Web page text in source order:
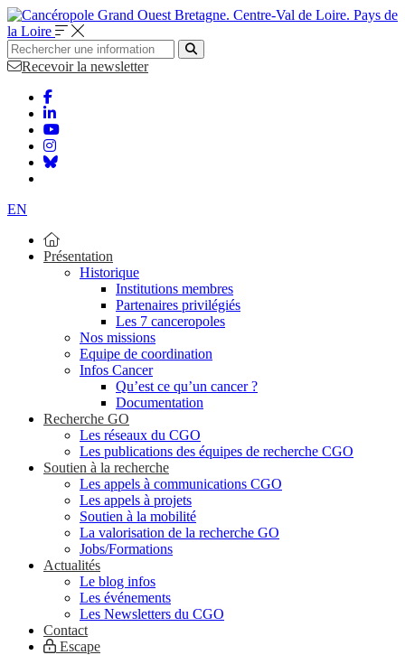
Bretagne. Centre-Val de Loire. Pays de
la Loire
Recevoir la newsletter
EN
Présentation
Historique
Institutions membres
Partenaires privilégiés
Les 7 canceropoles
Nos missions
Equipe de coordination
Infos Cancer
Qu’est ce qu’un cancer ?
Documentation
Recherche GO
Les réseaux du CGO
Les publications des équipes de recherche CGO
Soutien à la recherche
Les appels à communications CGO
Les appels à projets
Soutien à la mobilité
La valorisation de la recherche GO
Jobs/Formations
Actualités
Le blog infos
Les événements
Les Newsletters du CGO
Contact
Escape